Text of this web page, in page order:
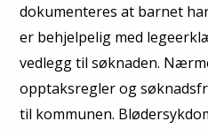
dokumenteres at barnet
er behjelpelig med
vedlegg til søknaden.
opptaksregler og
til kommunen.